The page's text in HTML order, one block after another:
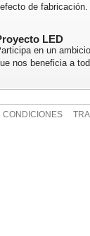
de fabricación.
LED
en un
nos beneficia a
CONDICIONES